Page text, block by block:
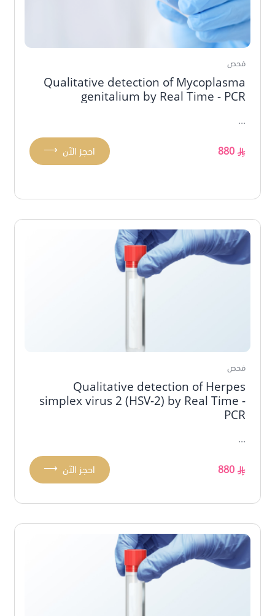
فحص
Qualitative detection of Mycoplasma
genitalium by Real Time - PCR
...
880
⟶ احجز الآن
فحص
Qualitative detection of Herpes
simplex virus 2 (HSV-2) by Real Time -
PCR
...
880
⟶ احجز الآن